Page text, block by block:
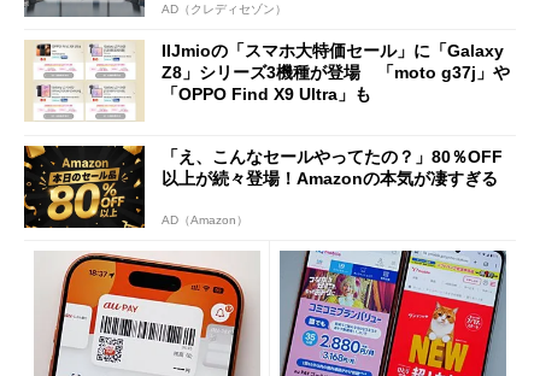
AD（クレディセゾン）
IIJmioの「スマホ大特価セール」に「Galaxy
Z8」シリーズ3機種が登場 「moto g37j」や
「OPPO Find X9 Ultra」も
「え、こんなセールやってたの？」80％OFF
以上が続々登場！Amazonの本気が凄すぎる
AD（Amazon）